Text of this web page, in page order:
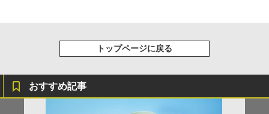
トップページに戻る
おすすめ記事